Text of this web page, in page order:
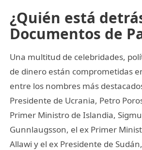
¿Quién está
Documentos de
Una multitud de celebridades,
de dinero están comprometidas
entre los nombres más
Presidente de Ucrania, Petro
Primer Ministro de Islandia,
Gunnlaugsson, el ex Primer
Allawi y el ex Presidente de